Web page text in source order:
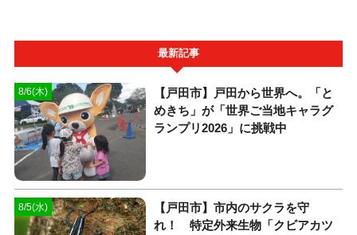
最新記事
8/6(木)
【戸田市】戸田から世界へ。「と
めきち」が「世界ご当地キャラグ
ランプリ2026」に挑戦中
8/5(水)
【戸田市】市内のサクラを守
れ！ 特定外来生物「クビアカツ